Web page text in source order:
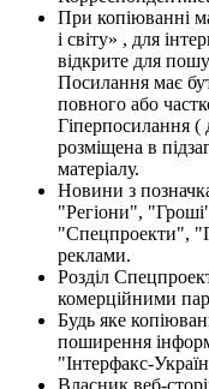
При копіюванні
і світу» , для
відкрите для
Посилання має
повного або
Гіперпосилання (
розміщена в
матеріалу.
Новини з
"Регіони",
"Спецпроекти",
реклами.
Розділ
комерційними
Будь яке
поширення
"Інтерфакс-
Власник веб-